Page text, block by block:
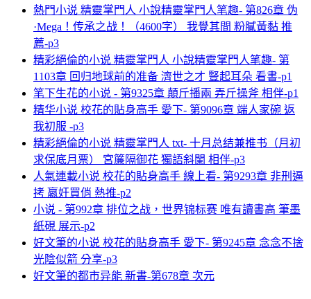
熱門小说 精靈掌門人 小說精靈掌門人笔趣- 第826章 伪
·Mega！传承之战！（4600字） 我覺其間 粉膩黃黏 推
薦-p3
精彩絕倫的小说 精靈掌門人 小說精靈掌門人笔趣- 第
1103章 回归地球前的准备 濟世之才 豎起耳朵 看書-p1
笔下生花的小说 - 第9325章 顛斤播兩 弄斤操斧 相伴-p1
精华小说 校花的貼身高手 愛下- 第9096章 端人家碗 返
我初服 -p3
精彩絕倫的小说 精靈掌門人 txt- 十月总结兼推书（月初
求保底月票） 宮簾隔御花 獨語斜闌 相伴-p3
人氣連載小说 校花的貼身高手 線上看- 第9293章 非刑逼
拷 嬴奸買俏 熱推-p2
小说 - 第992章 排位之战，世界锦标赛 唯有讀書高 筆墨
紙硯 展示-p2
好文筆的小说 校花的貼身高手 愛下- 第9245章 念念不捨
光陰似箭 分享-p3
好文筆的都市异能 新書-第678章 次元